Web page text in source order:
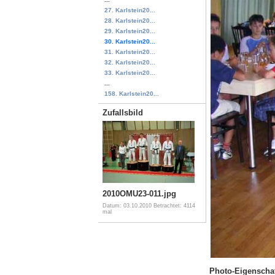
27. Karlstein20...
28. Karlstein20...
29. Karlstein20...
30. Karlstein20...
31. Karlstein20...
32. Karlstein20...
33. Karlstein20...
158. Karlstein20...
Zufallsbild
2010OMU23-011.jpg
Datum: 03.10.2010 Betrachtet: 4114
mal
Photo-